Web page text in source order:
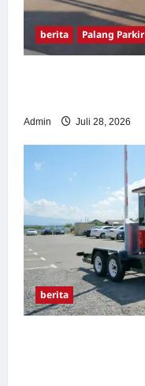
berita Palang Parkir
Admin Juli 28, 2026
berita